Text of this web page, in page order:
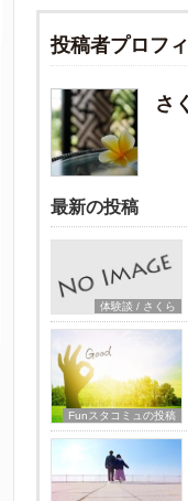
投稿者プロフ
さ
最新の投稿
体験談 / さくら
Funスタコミュの投稿